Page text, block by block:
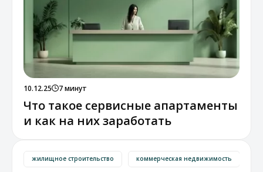
10.12.25 7 минут
Что такое сервисные апартаменты
и как на них заработать
жилищное строительство коммерческая недвижимость